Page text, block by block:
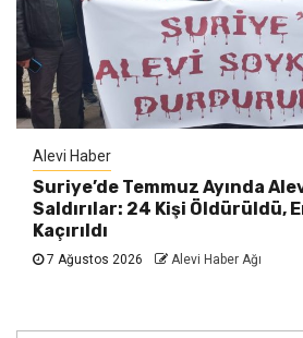
Alevi Haber
Suriye’de Temmuz Ayında
Saldırılar: 24 Kişi Öldürüldü,
Kaçırıldı
7 Ağustos 2026 Alevi Haber Ağı